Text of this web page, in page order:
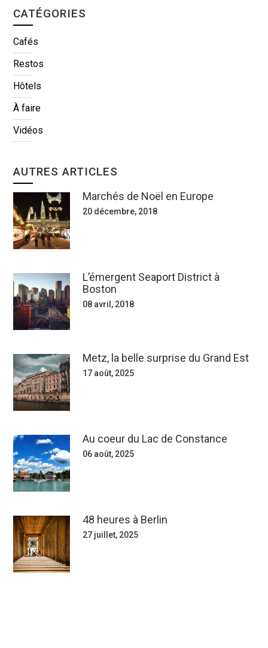
CATÉGORIES
Cafés
Restos
Hôtels
À faire
Vidéos
AUTRES ARTICLES
Marchés de Noël en Europe
20 décembre, 2018
L’émergent Seaport District à
Boston
08 avril, 2018
Metz, la belle surprise du Grand Est
17 août, 2025
Au coeur du Lac de Constance
06 août, 2025
48 heures à Berlin
27 juillet, 2025